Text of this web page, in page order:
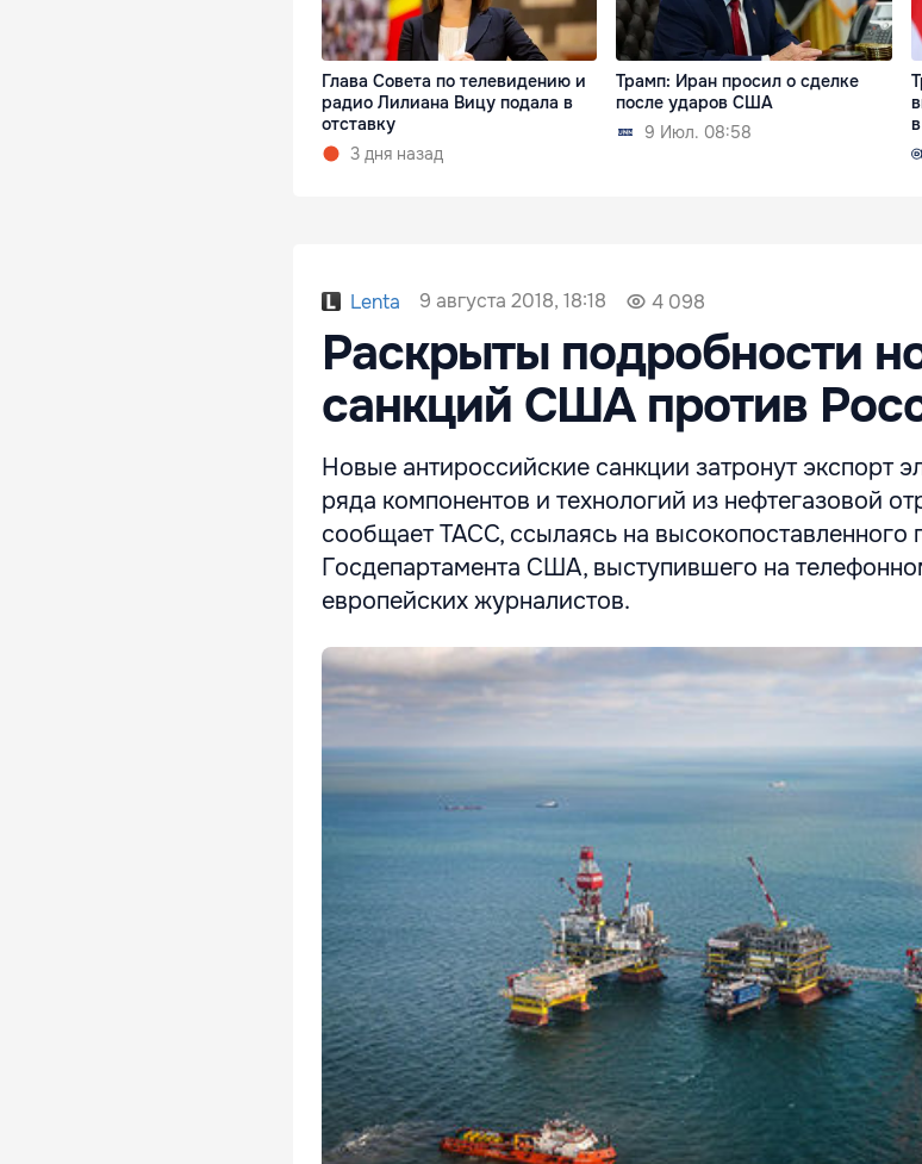
Глава Совета по телевидению и
радио Лилиана Вицу подала в
отставку
3 дня назад
Трамп: Иран просил о сделке
после ударов США
9 Июл. 08:58
Lenta 9 августа 2018, 18:18 4 098
Раскрыты подробности
санкций США против
Новые антироссийские санкции затронут экспорт
ряда компонентов и технологий из нефтегазовой
сообщает ТАСС, ссылаясь на высокопоставленного
Госдепартамента США, выступившего на
европейских журналистов.